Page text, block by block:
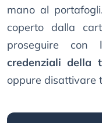
mano al
coperto dalla
proseguire con
credenziali della
oppure disattivare